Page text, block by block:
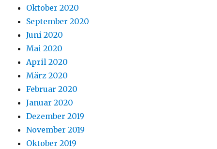
Oktober 2020
September 2020
Juni 2020
Mai 2020
April 2020
März 2020
Februar 2020
Januar 2020
Dezember 2019
November 2019
Oktober 2019